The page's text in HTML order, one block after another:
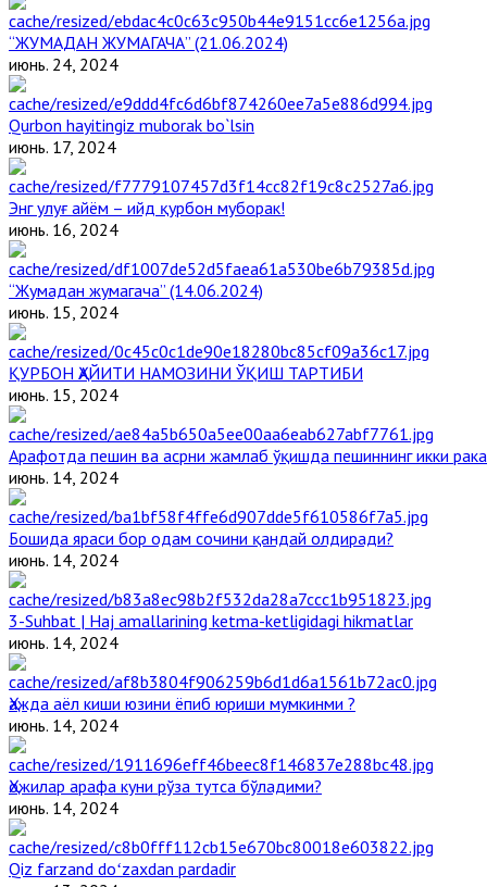
“ЖУМАДАН ЖУМАГАЧА” (21.06.2024)
июнь. 24, 2024
Qurbon hayitingiz muborak bo`lsin
июнь. 17, 2024
Энг улуғ айём – ийд қурбон муборак!
июнь. 16, 2024
“Жумадан жумагача” (14.06.2024)
июнь. 15, 2024
ҚУРБОН ҲАЙИТИ НАМОЗИНИ ЎҚИШ ТАРТИБИ
июнь. 15, 2024
Арафотда пешин ва асрни жамлаб ўқишда пешиннинг икки
июнь. 14, 2024
Бошида яраси бор одам сочини қандай олдиради?
июнь. 14, 2024
3-Suhbat | Haj amallarining ketma-ketligidagi hikmatlar
июнь. 14, 2024
Ҳажда аёл киши юзини ёпиб юриши мумкинми ?
июнь. 14, 2024
Ҳожилар арафа куни рўза тутса бўладими?
июнь. 14, 2024
Qiz farzand doʻzaxdan pardadir